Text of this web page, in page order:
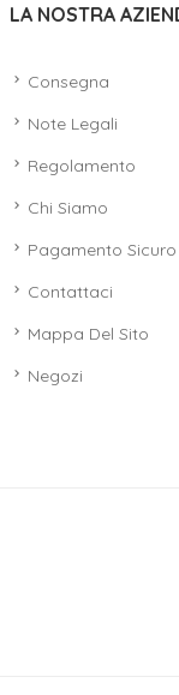
LA NOSTRA
Consegna
Note Legali
Regolamento
Chi Siamo
Pagamento Sicuro
Contattaci
Mappa Del Sito
Negozi